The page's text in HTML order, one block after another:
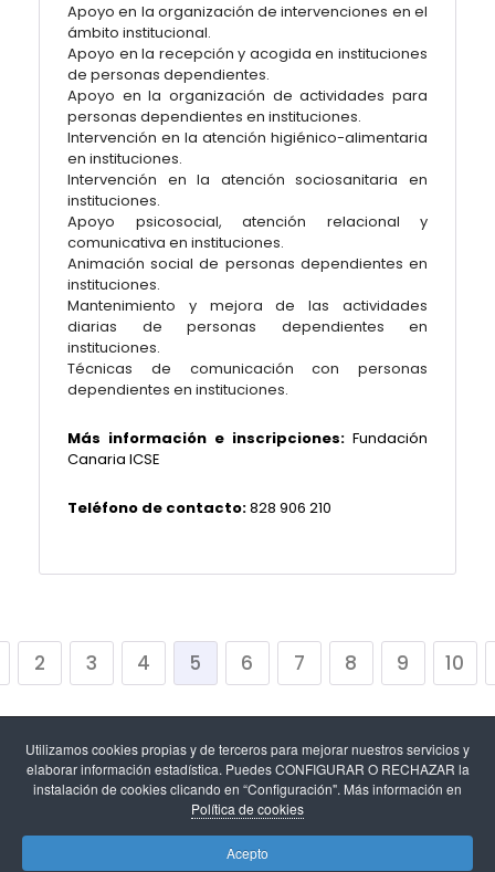
Utilizamos cookies propias y de terceros para mejorar nuestros servicios y
elaborar información estadística. Puedes CONFIGURAR O RECHAZAR la
instalación de cookies clicando en “Configuración". Más información en
Política de cookies
Acepto
Apoyo en la organización de intervenciones en el
ámbito institucional.
Apoyo en la recepción y acogida en instituciones
de personas dependientes.
Apoyo en la organización de actividades para
personas dependientes en instituciones.
Intervención en la atención higiénico-alimentaria
en instituciones.
Intervención en la atención sociosanitaria en
instituciones.
Apoyo psicosocial, atención relacional y
comunicativa en instituciones.
Animación social de personas dependientes en
instituciones.
Mantenimiento y mejora de las actividades
diarias de personas dependientes en
instituciones.
Técnicas de comunicación con personas
dependientes en instituciones.
Más información e inscripciones: Fundación
Canaria ICSE
Teléfono de contacto:828 906 210
2 3 4 5 6 7 8 9 10
Política de cookies y configuración de